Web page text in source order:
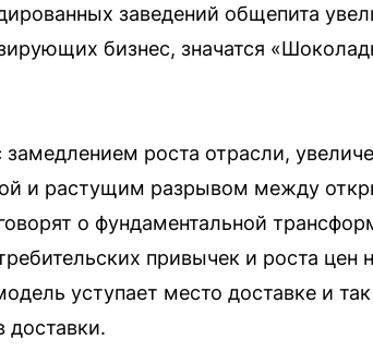
заведений общепита
бизнес, значатся
роста отрасли,
и растущим разрывом между
о фундаментальной
привычек и роста цен
уступает место доставке и
доставки.